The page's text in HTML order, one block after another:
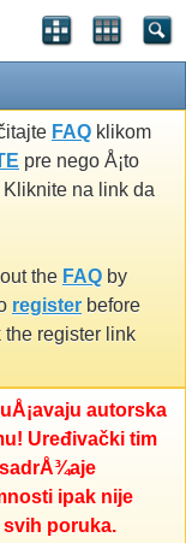
FAQ klikom
pre nego Å¡to
Kliknite na link da
the FAQ by
register before
the register link
autorska
Uređivački tim
sadrÅ¾aje
ipak nije
poruka.